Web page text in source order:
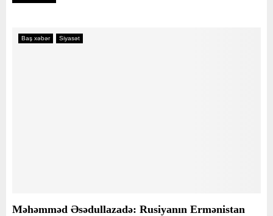
Baş xəbər Siyasət
Məhəmməd Əsədullazadə: Rusiyanın Ermənistan